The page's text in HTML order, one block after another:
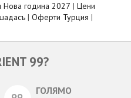
Нова година 2027 | Цени
| Оферти Турция |
99?
ГОЛЯМО